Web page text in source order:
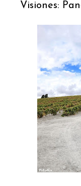
Visiones: